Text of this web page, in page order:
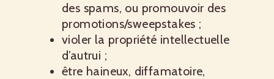
des spams, ou promouvoir des
promotions/sweepstakes ;
violer la propriété intellectuelle
d’autrui ;
être haineux, diffamatoire,